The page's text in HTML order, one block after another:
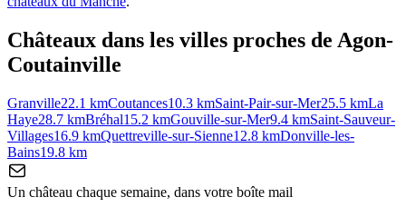
Châteaux dans les villes proches de Agon-
Coutainville
Granville22.1 kmCoutances10.3 kmSaint-Pair-sur-Mer25.5 kmLa
Haye28.7 kmBréhal15.2 kmGouville-sur-Mer9.4 kmSaint-Sauveur-
Villages16.9 kmQuettreville-sur-Sienne12.8 kmDonville-les-
Bains19.8 km
Un château chaque semaine, dans votre boîte mail